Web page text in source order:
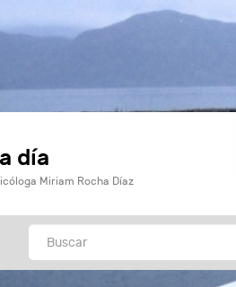
día
Miriam Rocha Díaz